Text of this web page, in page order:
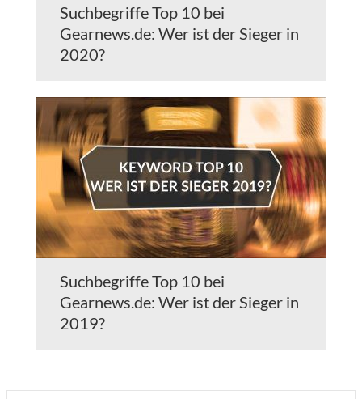
Suchbegriffe Top 10 bei
Gearnews.de: Wer ist der Sieger in
2020?
Suchbegriffe Top 10 bei
Gearnews.de: Wer ist der Sieger in
2019?